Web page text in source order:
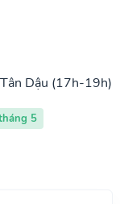
Tân Dậu (17h-19h)
5